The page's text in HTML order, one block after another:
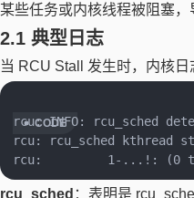
某些任务或内核线程被阻塞
2.1 典型日志
当 RCU Stall 发生时，内核日
rcu: INFO: rcu_sched
rcu: rcu_sched kthread
rcu_sched ：表明是